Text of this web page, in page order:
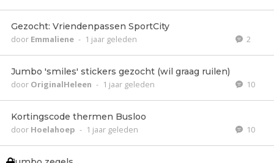
Gezocht: Vriendenpassen SportCity
door Emmaliene - 1 jaar geleden 2
Jumbo 'smiles' stickers gezocht (wil graag ruilen)
door OriginalHeleen - 1 jaar geleden 10
Kortingscode thermen Busloo
door Hoelahoep - 1 jaar geleden 10